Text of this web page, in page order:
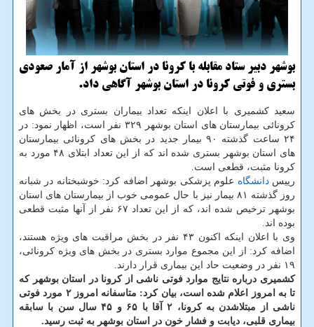
بوشهر دبیر ستاد مقابله با کرونا در استان بوشهر از آمار صعودی
بستری و فوتی کرونا در استان بوشهر آگاهی داد.
سعید کشمیری با اعلان اینکه تعداد بیماران بستری در بخش های
کرونائی بیمارستان های استان بوشهر ۳۲۹ نفر است، اظهار نمود: در
۲۴ ساعت گذشته ۹۰ بیمار جدید در بخش های کرونائی بیمارستان
های استان بوشهر بستری شده اند که از این تعداد ابتلای ۴۸ مورد به
کرونا مثبت، قطعی است.
رییسدانشگاه علوم پزشکی بوشهر اضافه کرد: خوشبختانه در شبانه
روز گذشته ۸۱ بیمار نیز با حال عمومی خوب از بیمارستان های استان
بوشهر ترخیص شده اند، که از این تعداد ۶۷ نفر از آنها مثبت قطعی
بوده ‎اند.
وی با اعلان اینکه اکنون ۴۳ نفر در بخش مراقبت های ویژه هستند،
اضافه کرد: از این مجموع موارد بستری در بخش های ویژه کرونائی،
۱۹ نفر در وضعیت حاد این بیماری قرار دارند.
کشمیری درباره نتایج موارد فوتی ناشی از کرونا در استان بوشهر که
تا به امروز اعلام شده است، بیان کرد: متاسفانه امروز ۲ مورد فوتی
ناشی از مبتلاشدن به کرونا، ۲ آقا با ۶۵ و ۴۵ سال سن با سابقه
بیماری قلبی، دیابت و فشار خون در استان بوشهر به ثبت رسید.